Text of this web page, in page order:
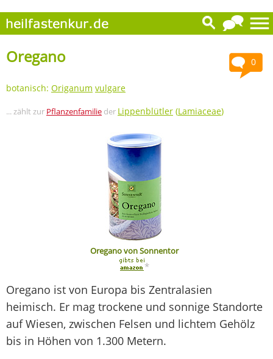
0
Oregano
botanisch: Origanum vulgare
... zählt zur Pflanzenfamilie der Lippenblütler (Lamiaceae)
Oregano von Sonnentor
*
Oregano ist von Europa bis Zentralasien
heimisch. Er mag trockene und sonnige Standorte
auf Wiesen, zwischen Felsen und lichtem Gehölz
bis in Höhen von 1.300 Metern.